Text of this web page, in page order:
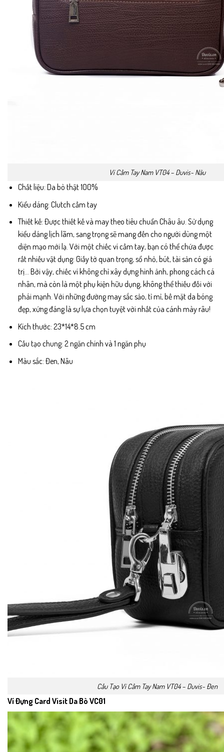
Ví Cầm Tay Nam VT04 – Duvis- Nâu
Chất liệu: Da bò thật 100%
Kiểu dáng: Clutch cầm tay
Thiết kế: Được thiết kế và may theo tiêu chuẩn Châu âu. Sử dụng
kiểu dáng lịch lãm, sang trọng sẽ mang đến cho người dùng một
diện mạo mới lạ. Với một chiếc ví cầm tay, bạn có thể chứa được
rất nhiều vật dụng: Giấy tờ quan trọng, sổ nhỏ, bút, tài sản có giá
trị… Bởi vậy, chiếc ví không chỉ xây dựng hình ảnh, phong cách cá
nhân, mà còn là một phụ kiện hữu dụng, không thể thiếu đối với
phái mạnh. Với những đường may sắc sảo, tỉ mỉ, bề mặt da bóng
đẹp, xứng đáng là sự lựa chọn tuyệt vời nhất của cánh mày râu!
Kích thước: 23*14*8.5 cm
Cấu tạo chung: 2 ngăn chính và 1 ngăn phụ
Màu sắc: Đen, Nâu
Cấu Tạo Ví Cầm Tay Nam VT04 – Duvis- Đen
Ví Đựng Card Visit Da Bò VC01